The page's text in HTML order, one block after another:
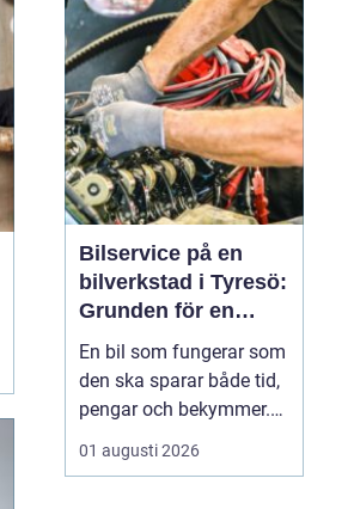
partner från en tillfällig
lösning, hur en
installation bör gå till
och vilka...
Bilservice på en
bilverkstad i Tyresö:
Grunden för en
trygg och hållbar
bilvardag
En bil som fungerar som
den ska sparar både tid,
pengar och bekymmer.
För många förare blir
servicefrågan ändå
01 augusti 2026